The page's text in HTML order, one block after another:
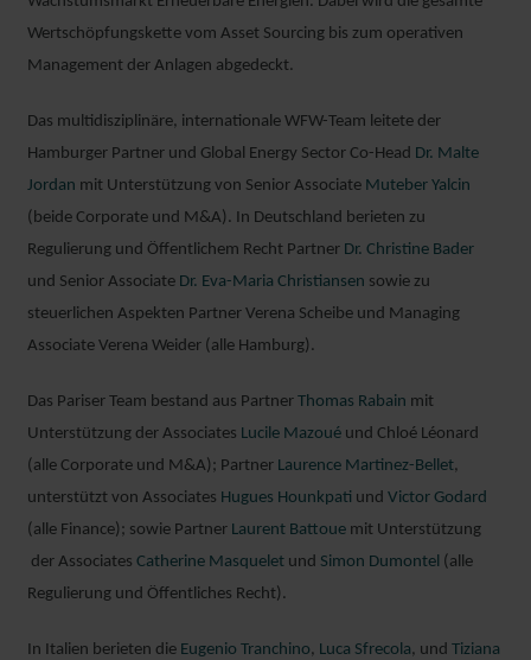
Wertschöpfungskette vom Asset Sourcing bis zum operativen
Management der Anlagen abgedeckt.
Das multidisziplinäre, internationale WFW-Team leitete der
Hamburger Partner und Global Energy Sector Co-Head Dr. Malte
Jordan mit Unterstützung von Senior Associate Muteber Yalcin
(beide Corporate und M&A). In Deutschland berieten zu
Regulierung und Öffentlichem Recht Partner Dr. Christine Bader
und Senior Associate Dr. Eva-Maria Christiansen sowie zu
steuerlichen Aspekten Partner Verena Scheibe und Managing
Associate Verena Weider (alle Hamburg).
Das Pariser Team bestand aus Partner Thomas Rabain mit
Unterstützung der Associates Lucile Mazoué und Chloé Léonard
(alle Corporate und M&A); Partner Laurence Martinez-Bellet,
unterstützt von Associates Hugues Hounkpati und Victor Godard
(alle Finance); sowie Partner Laurent Battoue mit Unterstützung
der Associates Catherine Masquelet und Simon Dumontel (alle
Regulierung und Öffentliches Recht).
In Italien berieten die Eugenio Tranchino, Luca Sfrecola, und Tiziana